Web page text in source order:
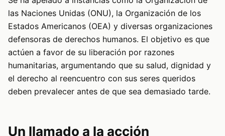
las Naciones Unidas (ONU), la Organización de los
Estados Americanos (OEA) y diversas organizaciones
defensoras de derechos humanos. El objetivo es que
actúen a favor de su liberación por razones
humanitarias, argumentando que su salud, dignidad y
el derecho al reencuentro con sus seres queridos
deben prevalecer antes de que sea demasiado tarde.
Un llamado a la acción